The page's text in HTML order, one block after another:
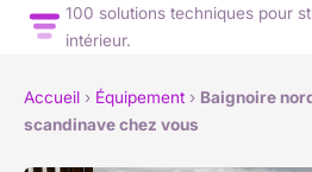
100 solutions techniques pour
intérieur.
Accueil › Équipement › Baignoire
scandinave chez vous